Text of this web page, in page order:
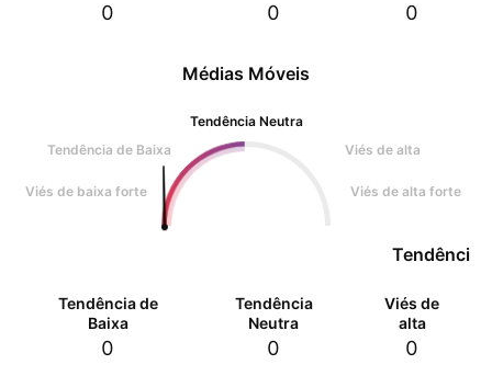
0 0 0
Médias Móveis
Tendência Neutra
Tendência de Baixa
Viés de alta
Viés de baixa forte Viés de alta forte
Tendência
Tendência de
Baixa
0
Tendência
Neutra
0
Viés de
alta
0